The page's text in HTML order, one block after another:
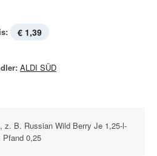
€ 1,39
ALDI SÜD
z. B. Russian Wild Berry Je 1,25-l-
Pfand 0,25